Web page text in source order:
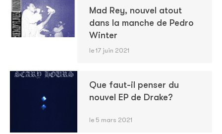
Mad Rey, nouvel atout
dans la manche de Pedro
Winter
le 17 juin 2021
Que faut-il penser du
nouvel EP de Drake?
le 5 mars 2021